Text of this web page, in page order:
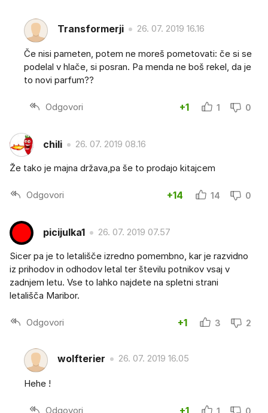
Transformerji 26. 07. 2019 16.16
Če nisi pameten, potem ne moreš pometovati: če si se
podelal v hlače, si posran. Pa menda ne boš rekel, da je
to novi parfum??
Odgovori +1 1 0
chili 26. 07. 2019 08.16
Že tako je majna država,pa še to prodajo kitajcem
Odgovori +14 14 0
picijulka1 26. 07. 2019 07.57
Sicer pa je to letališče izredno pomembno, kar je razvidno
iz prihodov in odhodov letal ter številu potnikov vsaj v
zadnjem letu. Vse to lahko najdete na spletni strani
letališča Maribor.
Odgovori +1 3 2
wolfterier 26. 07. 2019 16.05
Hehe !
Odgovori 1 0